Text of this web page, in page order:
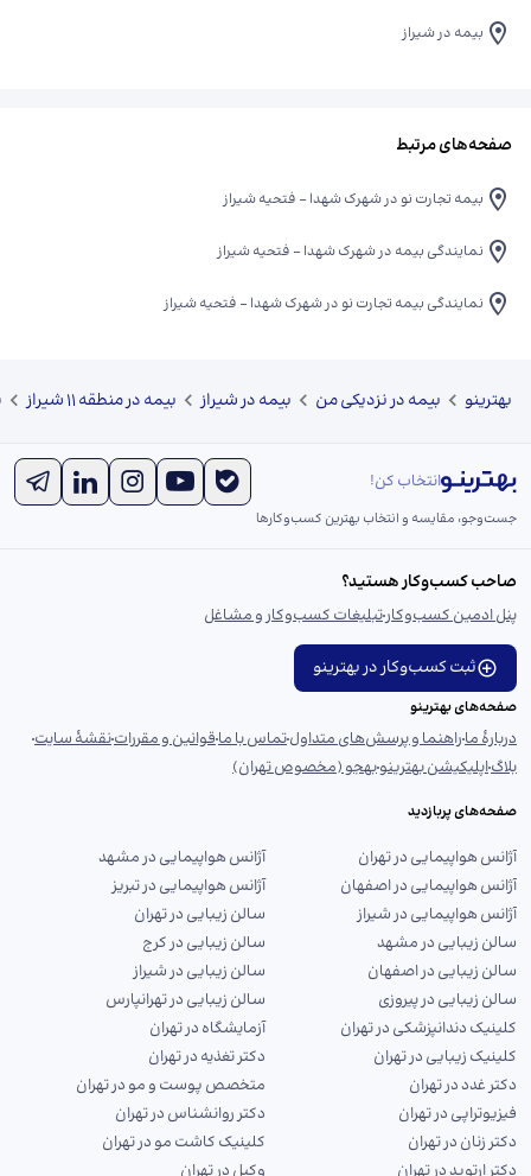
بیمه در شیراز
صفحه‌های مرتبط
بیمه تجارت نو در شهرک شهدا - فتحیه شیراز
نمایندگی بیمه در شهرک شهدا - فتحیه شیراز
نمایندگی بیمه تجارت نو در شهرک شهدا - فتحیه شیراز
بهترینو بیمه در نزدیکی من بیمه در شیراز بیمه در منطقه ۱۱ شیراز
انتخاب کن!
جست‌و‌جو، مقایسه و انتخاب بهترین کسب‌وکارها
صاحب کسب‌وکار هستید؟
پنل ادمین کسب‌وکارتبلیغات کسب‌وکار و مشاغل
ثبت کسب‌وکار در بهترینو
صفحه‌های بهترینو
دربارهٔ ماراهنما و پرسش‌های متداولتماس با ماقوانین و مقرراتنقشهٔ سایت
بلاگاپلیکیشن بهترینوبهجو (مخصوص تهران)
صفحه‌های پربازدید
آژانس هواپیمایی در تهران
آژانس هواپیمایی در مشهد
آژانس هواپیمایی در اصفهان
آژانس هواپیمایی در تبریز
آژانس هواپیمایی در شیراز
سالن زیبایی در تهران
سالن زیبایی در مشهد
سالن زیبایی در کرج
سالن زیبایی در اصفهان
سالن زیبایی در شیراز
سالن زیبایی در پیروزی
سالن زیبایی در تهرانپارس
کلینیک دندانپزشکی در تهران
آزمایشگاه در تهران
کلینیک زیبایی در تهران
دکتر تغذیه در تهران
دکتر غدد در تهران
متخصص پوست و مو در تهران
فیزیوتراپی در تهران
دکتر روانشناس در تهران
دکتر زنان در تهران
کلینیک کاشت مو در تهران
دکتر ارتوپد در تهران
وکیل در تهران